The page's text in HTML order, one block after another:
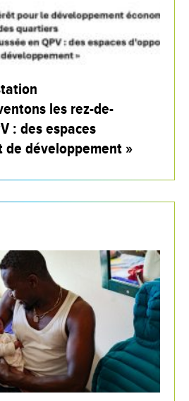
les rez-de-
: des espaces
de développement »